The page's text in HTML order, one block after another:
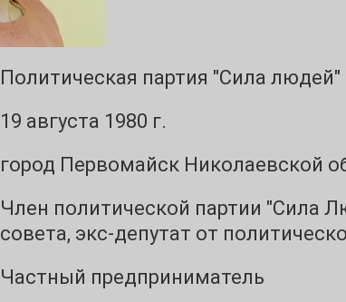
Политическая партия "Сила людей"
19 августа 1980 г.
город Первомайск Николаевской
Член политической партии "Сила
совета, экс-депутат от
Частный предприниматель